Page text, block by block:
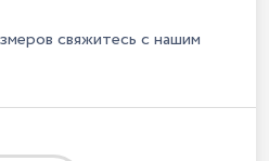
свяжитесь с нашим